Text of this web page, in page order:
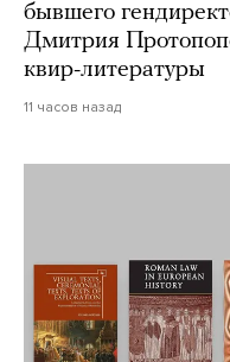
бывшего
Дмитрия
квир-литературы
11 часов назад